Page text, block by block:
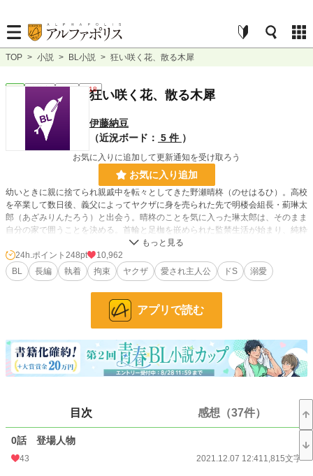
TOP > 小説 > BL小説 > 狂い咲く花、散る木犀
連載中 長編 R18
狂い咲く花、散る木犀
伊藤納豆
（近況ボード： 5 件 ）
お気に入りに追加して更新通知を受け取ろう
お気に入り追加
幼いときに親に捨てられ親戚中を転々としてきた野瀬晴柊（のせはるひ）。高校
を卒業して数日後、義父によってヤクザに身を売られた先で明楼会組長・薊琳太
郎（あざみりんたろう）と出会う。晴柊のことを気に入った琳太郎は、そのまま
自分の家で囲うことを決める。首輪と足枷を嵌められた監禁生活が始まり、純粋
無垢な晴柊の身体が琳太郎によって強制的に塗り替えられていく。ゆっくりと精
神が崩れていく晴柊は、ある日脱走を決意するが――。無自覚人たらし美少年と
狂気とも呼べる執着心を持つ男の物語。※R18 ※一部微グロ描写、レイプ表
現、男性妊娠描写アリ
6,001 位 / 228,924 件
お気に入り 1,896
504,797
初回公開日時
24h.ポイント 248pt
10,962
BL
長編 執着 拘束 ヤクザ 愛され主人公 ドS 溺愛
アプリで読む
目次 感想（37件）
0話 登場人物
43 2021.12.07 12:411,815文字